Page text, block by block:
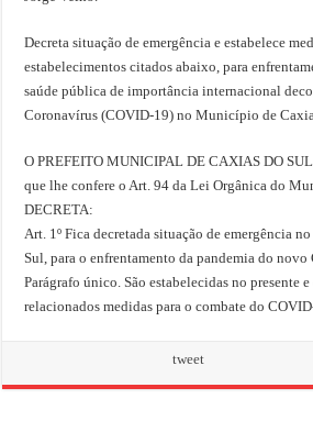
Decreta situação de emergência e estabelece
estabelecimentos citados abaixo, para
saúde pública de importância internacional
Coronavírus (COVID-19) no Município de
O PREFEITO MUNICIPAL DE CAXIAS DO
que lhe confere o Art. 94 da Lei Orgânica do
DECRETA:
Art. 1º Fica decretada situação de emergência
Sul, para o enfrentamento da pandemia do
Parágrafo único. São estabelecidas no presente
relacionados medidas para o combate do
tweet